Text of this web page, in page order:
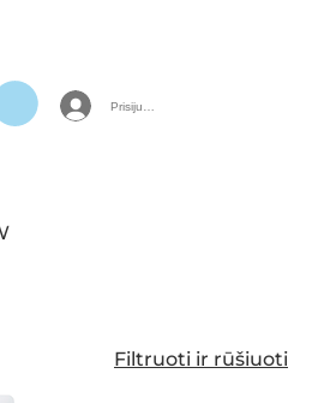
Prisijungti
Filtruoti ir rūšiuoti